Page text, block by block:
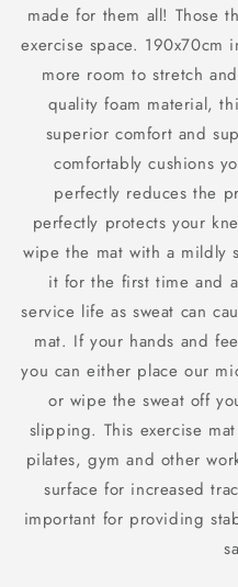
made for them all! Those
exercise space.
more room to stretch
quality foam material,
superior comfort and
comfortably cushions
perfectly reduces the
perfectly protects your
wipe the mat with a mildly
it for the first time and
service life as sweat can
mat. If your hands and
you can either place our
or wipe the sweat off
slipping. This exercise
pilates, gym and other
surface for increased
important for providing